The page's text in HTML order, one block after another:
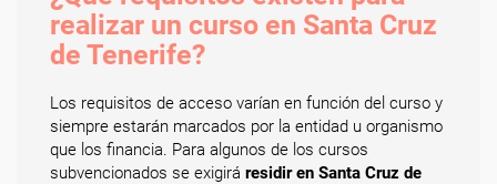
realizar un curso en Santa Cruz
de Tenerife?
Los requisitos de acceso varían en función del curso y
siempre estarán marcados por la entidad u organismo
que los financia. Para algunos de los cursos
subvencionados se exigirá residir en Santa Cruz de